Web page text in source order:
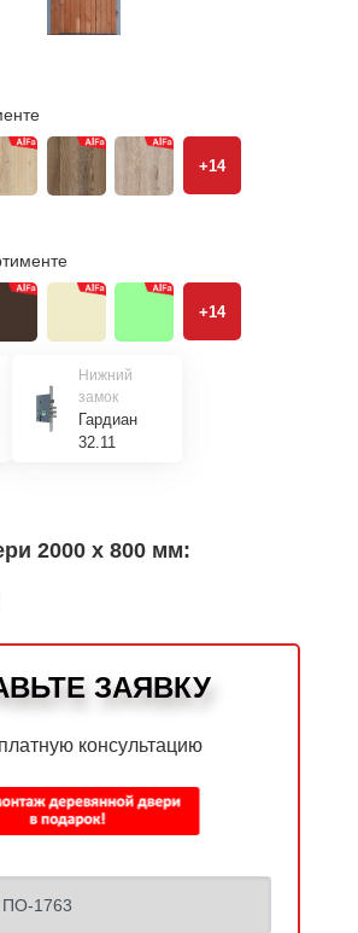
+14
+14
Нижний
замок
Гардиан
32.11
2000 х 800 мм:
ЗАЯВКУ
консультацию